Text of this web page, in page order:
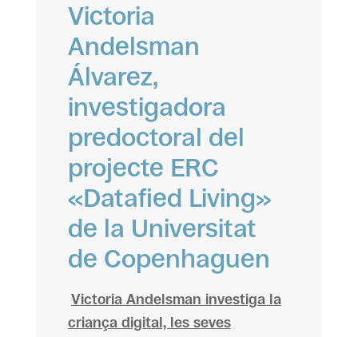
Victoria
Andelsman
Álvarez,
investigadora
predoctoral del
projecte ERC
«Datafied Living»
de la Universitat
de Copenhaguen
Victoria Andelsman investiga la
criança digital, les seves